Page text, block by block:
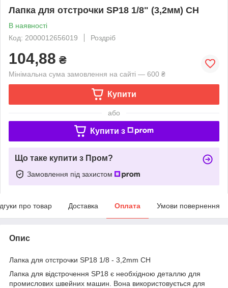
Лапка для отстрочки SP18 1/8" (3,2мм) CH
В наявності
Код: 2000012656019
Роздріб
104,88 ₴
Мінімальна сума замовлення на сайті — 600 ₴
Купити
або
Купити з
Що таке купити з Пром?
Замовлення під захистом
про товар Доставка Оплата Умови повернення
Опис
Лапка для отстрочки SP18 1/8 - 3,2mm CH
Лапка для відстрочення SP18 є необхідною деталлю для
промислових швейних машин. Вона використовується для